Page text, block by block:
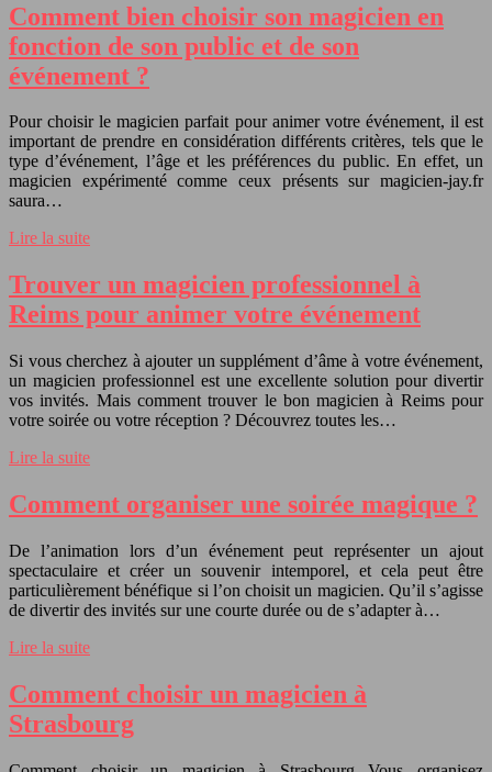
Comment bien choisir son magicien en
fonction de son public et de son
événement ?
Pour choisir le magicien parfait pour animer votre événement, il est
important de prendre en considération différents critères, tels que le
type d’événement, l’âge et les préférences du public. En effet, un
magicien expérimenté comme ceux présents sur magicien-jay.fr
saura…
Lire la suite
Trouver un magicien professionnel à
Reims pour animer votre événement
Si vous cherchez à ajouter un supplément d’âme à votre événement,
un magicien professionnel est une excellente solution pour divertir
vos invités. Mais comment trouver le bon magicien à Reims pour
votre soirée ou votre réception ? Découvrez toutes les…
Lire la suite
Comment organiser une soirée magique ?
De l’animation lors d’un événement peut représenter un ajout
spectaculaire et créer un souvenir intemporel, et cela peut être
particulièrement bénéfique si l’on choisit un magicien. Qu’il s’agisse
de divertir des invités sur une courte durée ou de s’adapter à…
Lire la suite
Comment choisir un magicien à
Strasbourg